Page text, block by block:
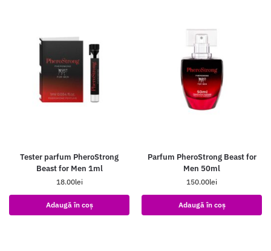
Tester parfum PheroStrong
Beast for Men 1ml
18.00lei
Adaugă în coș
Parfum PheroStrong Beast for
Men 50ml
150.00lei
Adaugă în coș